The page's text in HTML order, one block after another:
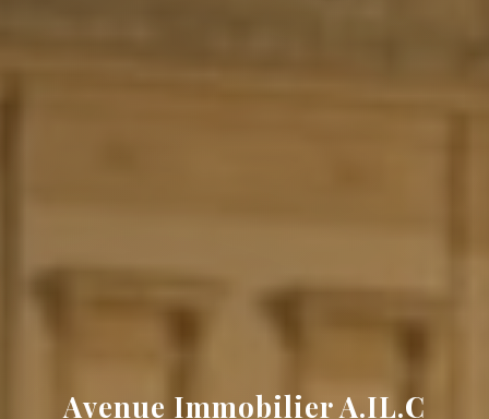
Avenue Immobilier A.IL.C